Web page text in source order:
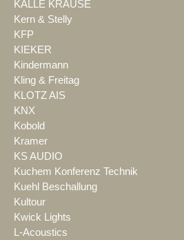
KALLE KRAUSE
Kern & Stelly
KFP
KIEKER
Kindermann
Kling & Freitag
KLOTZ AIS
KNX
Kobold
Kramer
KS AUDIO
Kuchem Konferenz Technik
Kuehl Beschallung
Kultour
Kwick Lights
L-Acoustics